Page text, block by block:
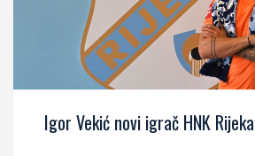
Igor Vekić novi igrač HNK Rijeka